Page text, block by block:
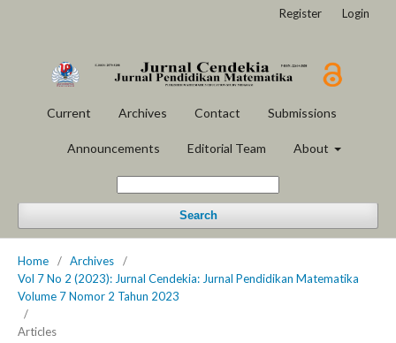
Current Archives Contact Submissions
Announcements Editorial Team About
Search
Register Login
Home / Archives
/
Vol 7 No 2 (2023): Jurnal Cendekia: Jurnal Pendidikan Matematika
Volume 7 Nomor 2 Tahun 2023
/
Articles